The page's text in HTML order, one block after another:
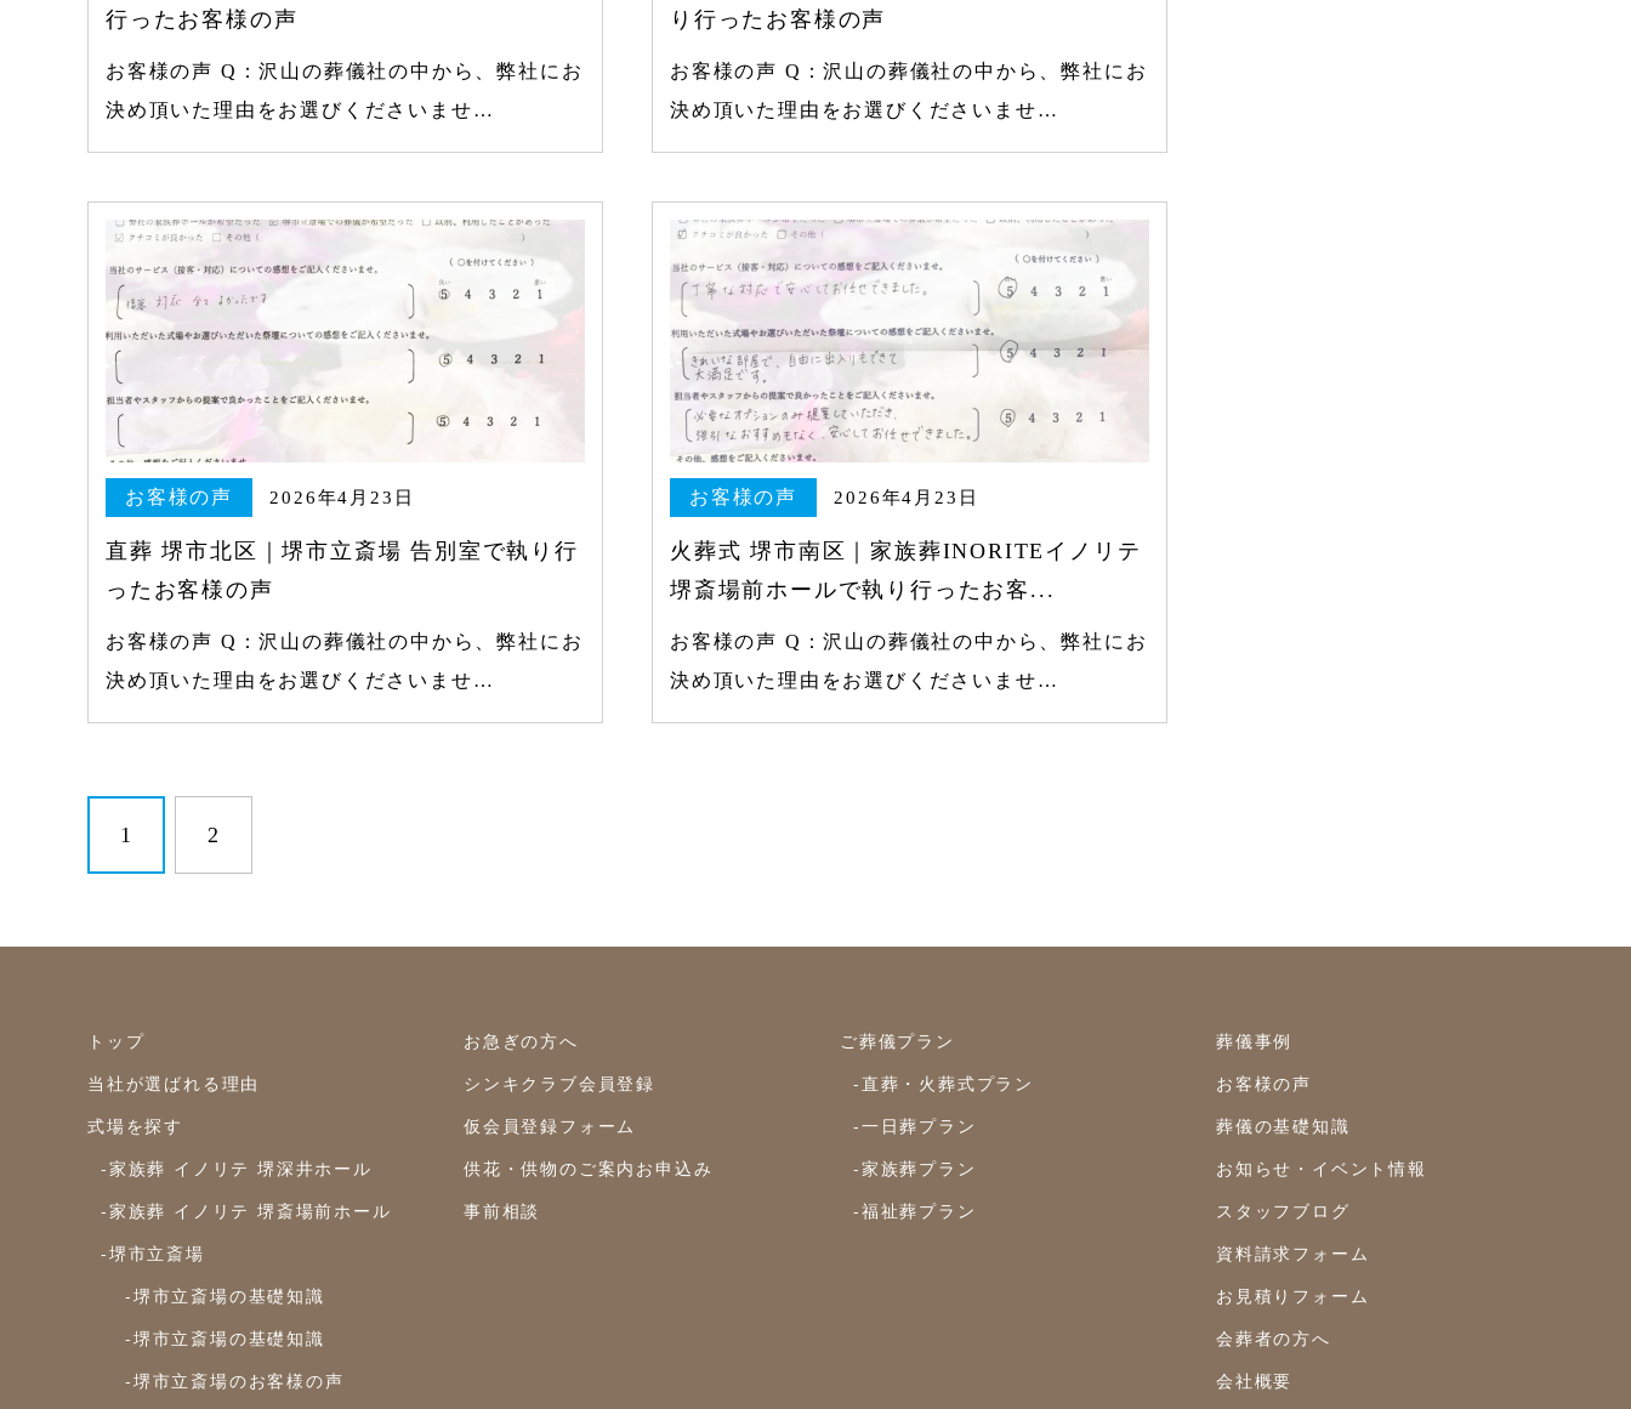
行ったお客様の声
お客様の声 Q：沢山の葬儀社の中から、弊社にお
決め頂いた理由をお選びくださいませ…
り行ったお客様の声
お客様の声 Q：沢山の葬儀社の中から、弊社にお
決め頂いた理由をお選びくださいませ…
お客様の声 2026年4月23日
直葬 堺市北区｜堺市立斎場 告別室で執り行
ったお客様の声
お客様の声 Q：沢山の葬儀社の中から、弊社にお
決め頂いた理由をお選びくださいませ…
お客様の声 2026年4月23日
火葬式 堺市南区｜家族葬INORITEイノリテ
堺斎場前ホールで執り行ったお客...
お客様の声 Q：沢山の葬儀社の中から、弊社にお
決め頂いた理由をお選びくださいませ…
1 2
2023年4月
2023年3月
2023年2月
2023年1月
2022年12月
トップ
当社が選ばれる理由
式場を探す
-家族葬 イノリテ 堺深井ホール
-家族葬 イノリテ 堺斎場前ホール
-堺市立斎場
-堺市立斎場の基礎知識
-堺市立斎場の基礎知識
-堺市立斎場のお客様の声
お急ぎの方へ
シンキクラブ会員登録
仮会員登録フォーム
供花・供物のご案内お申込み
事前相談
ご葬儀プラン
-直葬・火葬式プラン
-一日葬プラン
-家族葬プラン
-福祉葬プラン
葬儀事例
お客様の声
葬儀の基礎知識
お知らせ・イベント情報
スタッフブログ
資料請求フォーム
お見積りフォーム
会葬者の方へ
会社概要